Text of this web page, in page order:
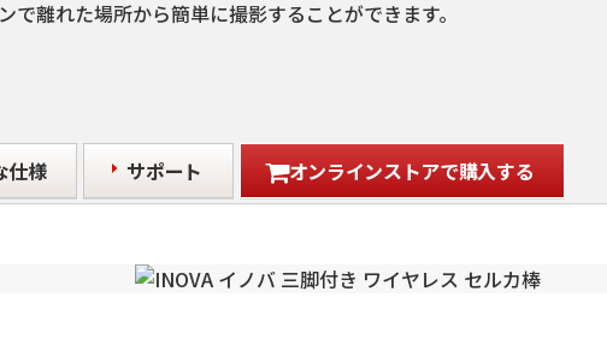
離れた場所から簡単に撮影することができます。
仕様 サポート オンラインストアで購入する